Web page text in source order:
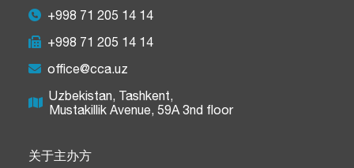
+998 71 205 14 14
+998 71 205 14 14
office@cca.uz
Uzbekistan, Tashkent,
Mustakillik Avenue, 59A 3nd floor
关于主办方